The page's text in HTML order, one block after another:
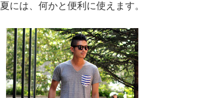
夏には、何かと便利に使えます。